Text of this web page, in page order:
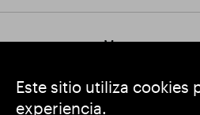
Este sitio utiliza cookies
experiencia.
Mantenerse en